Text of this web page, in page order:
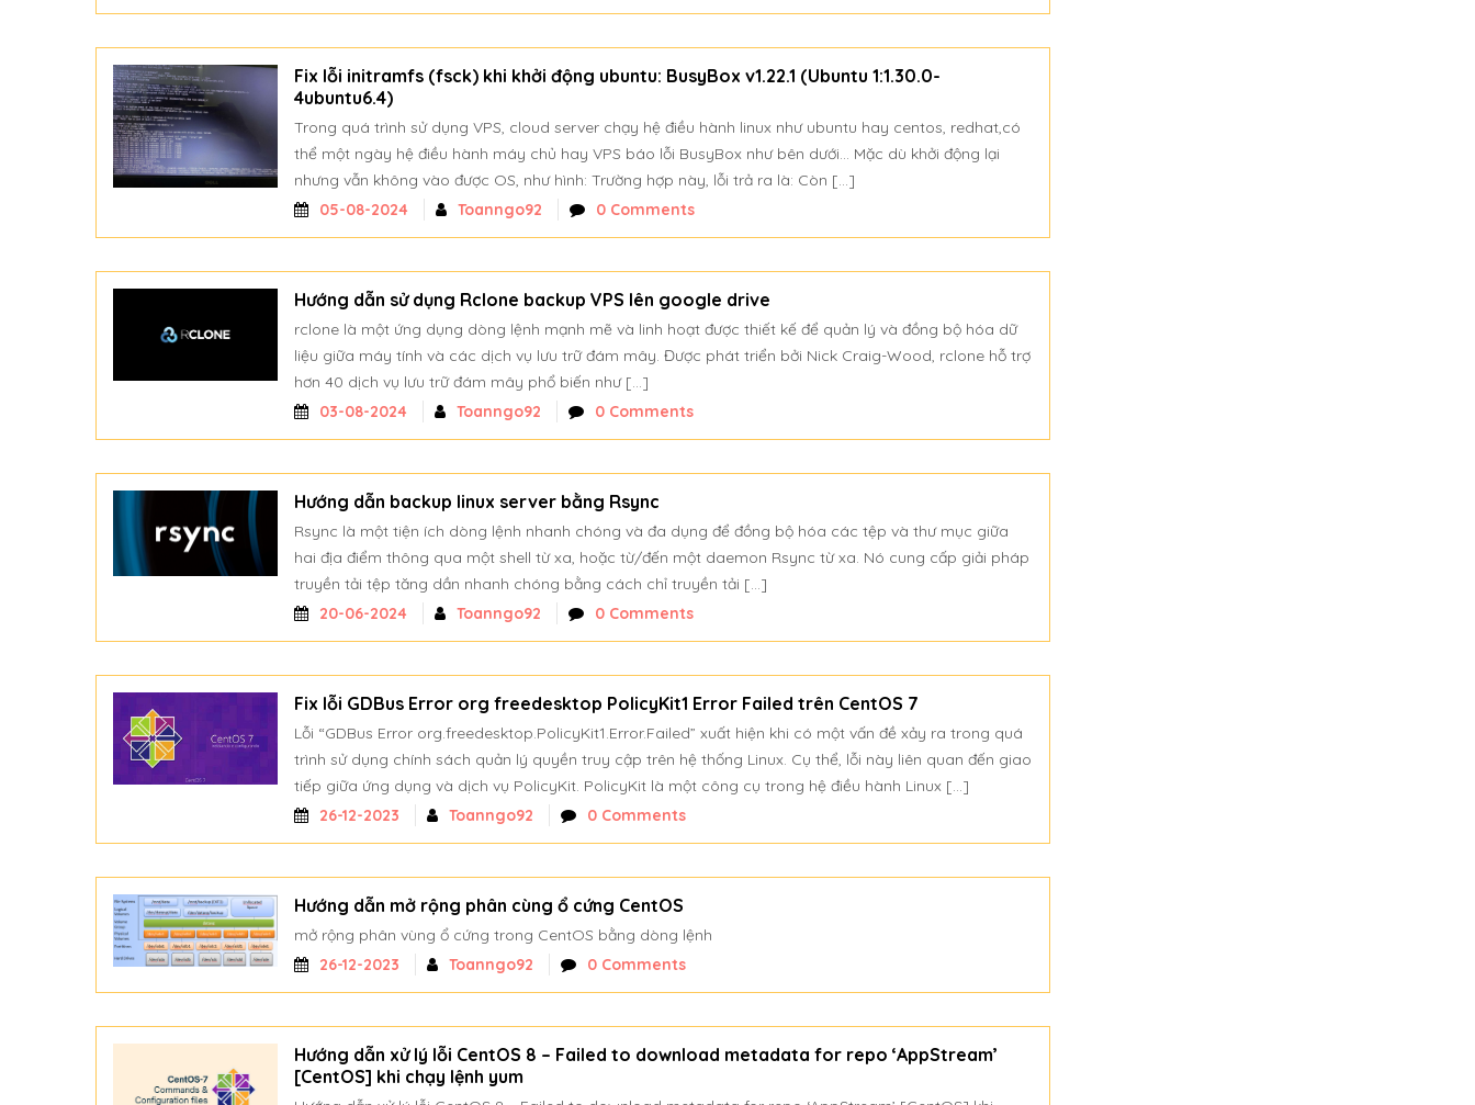
Fix lỗi initramfs (fsck) khi khởi động ubuntu: BusyBox v1.22.1 (Ubuntu 1:1.30.0-
4ubuntu6.4)
Trong quá trình sử dụng VPS, cloud server chạy hệ điều hành linux như ubuntu hay centos, redhat,có
thể một ngày hệ điều hành máy chủ hay VPS báo lỗi BusyBox như bên dưới… Mặc dù khởi động lại
nhưng vẫn không vào được OS, như hình: Trường hợp này, lỗi trả ra là: Còn […]
05-08-2024
Toanngo92 0 Comments
Hướng dẫn sử dụng Rclone backup VPS lên google drive
rclone là một ứng dụng dòng lệnh mạnh mẽ và linh hoạt được thiết kế để quản lý và đồng bộ hóa dữ
liệu giữa máy tính và các dịch vụ lưu trữ đám mây. Được phát triển bởi Nick Craig-Wood, rclone hỗ trợ
hơn 40 dịch vụ lưu trữ đám mây phổ biến như […]
03-08-2024
Toanngo92 0 Comments
Hướng dẫn backup linux server bằng Rsync
Rsync là một tiện ích dòng lệnh nhanh chóng và đa dụng để đồng bộ hóa các tệp và thư mục giữa
hai địa điểm thông qua một shell từ xa, hoặc từ/đến một daemon Rsync từ xa. Nó cung cấp giải pháp
truyền tải tệp tăng dần nhanh chóng bằng cách chỉ truyền tải […]
20-06-2024
Toanngo92 0 Comments
Fix lỗi GDBus Error org freedesktop PolicyKit1 Error Failed trên CentOS 7
Lỗi “GDBus Error org.freedesktop.PolicyKit1.Error.Failed” xuất hiện khi có một vấn đề xảy ra trong quá
trình sử dụng chính sách quản lý quyền truy cập trên hệ thống Linux. Cụ thể, lỗi này liên quan đến giao
tiếp giữa ứng dụng và dịch vụ PolicyKit. PolicyKit là một công cụ trong hệ điều hành Linux […]
26-12-2023
Toanngo92 0 Comments
Hướng dẫn mở rộng phân cùng ổ cứng CentOS
mở rộng phân vùng ổ cứng trong CentOS bằng dòng lệnh
26-12-2023
Toanngo92 0 Comments
Hướng dẫn xử lý lỗi CentOS 8 – Failed to download metadata for repo ‘AppStream’
[CentOS] khi chạy lệnh yum